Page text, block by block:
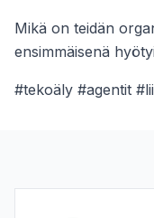
Mikä on teidän
ensimmäisenä
#tekoäly #agentit